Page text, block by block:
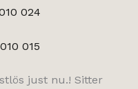
just nu.! Sitter